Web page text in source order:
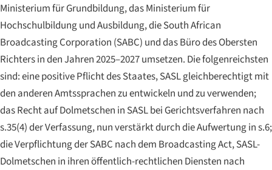
Ministerium für Grundbildung, das Ministerium für
Hochschulbildung und Ausbildung, die South African
Broadcasting Corporation (SABC) und das Büro des Obersten
Richters in den Jahren 2025–2027 umsetzen. Die folgenreichsten
sind: eine positive Pflicht des Staates, SASL gleichberechtigt mit
den anderen Amtssprachen zu entwickeln und zu verwenden;
das Recht auf Dolmetschen in SASL bei Gerichtsverfahren nach
s.35(4) der Verfassung, nun verstärkt durch die Aufwertung in s.6;
die Verpflichtung der SABC nach dem Broadcasting Act, SASL-
Dolmetschen in ihren öffentlich-rechtlichen Diensten nach